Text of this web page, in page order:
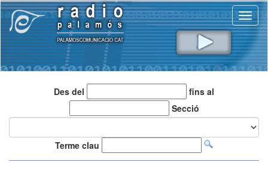
Des del
fins al
Secció
Terme clau